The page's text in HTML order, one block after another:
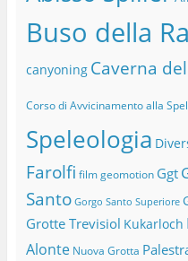
Buso della
canyoning Caverna
Corso di Avvicinamento alla
Speleologia
Farolfi film geomotion Ggt
Santo Gorgo Santo Superiore
Grotte Trevisiol Kukarloch
Alonte Nuova Grotta